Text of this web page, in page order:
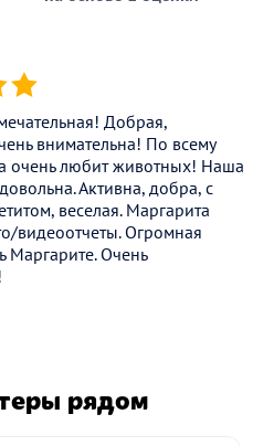
(*)
Добрая,
внимательна! По всему
очень любит животных! Наша
Активна, добра, с
веселая. Маргарита
видеоотчеты. Огромная
Маргарите. Очень
рядом